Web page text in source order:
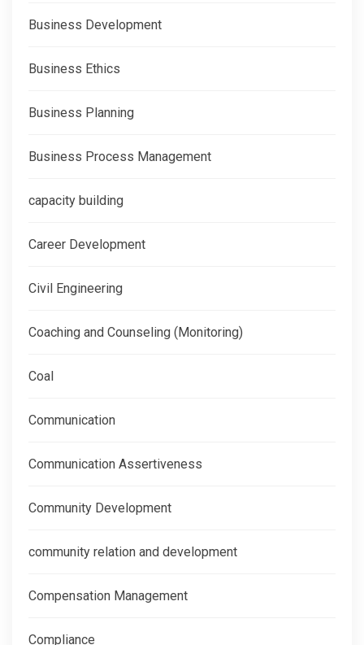
Business Development
Business Ethics
Business Planning
Business Process Management
capacity building
Career Development
Civil Engineering
Coaching and Counseling (Monitoring)
Coal
Communication
Communication Assertiveness
Community Development
community relation and development
Compensation Management
Compliance